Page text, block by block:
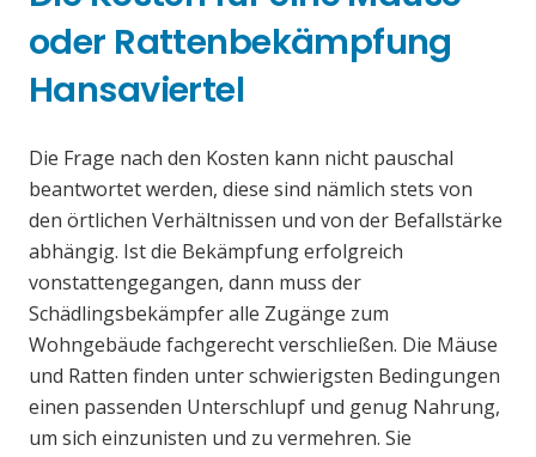
oder Rattenbekämpfung
Hansaviertel
Die Frage nach den Kosten kann nicht pauschal
beantwortet werden, diese sind nämlich stets von
den örtlichen Verhältnissen und von der Befallstärke
abhängig. Ist die Bekämpfung erfolgreich
vonstattengegangen, dann muss der
Schädlingsbekämpfer alle Zugänge zum
Wohngebäude fachgerecht verschließen. Die Mäuse
und Ratten finden unter schwierigsten Bedingungen
einen passenden Unterschlupf und genug Nahrung,
um sich einzunisten und zu vermehren. Sie